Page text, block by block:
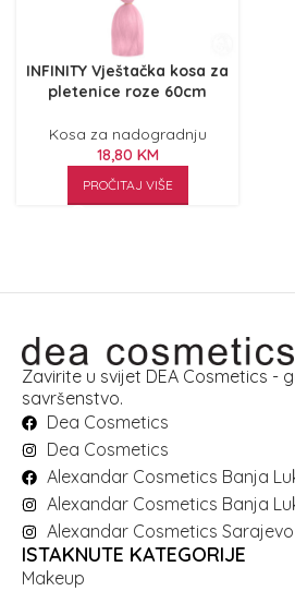
INFINITY Vještačka kosa za
pletenice roze 60cm
Kosa za nadogradnju
18,80 KM
PROČITAJ VIŠE
Zavirite u svijet DEA Cosmetics -
savršenstvo.
Dea Cosmetics
Dea Cosmetics
Alexandar Cosmetics Banja
Alexandar Cosmetics Banja
Alexandar Cosmetics Sarajevo
ISTAKNUTE KATEGORIJE
Makeup